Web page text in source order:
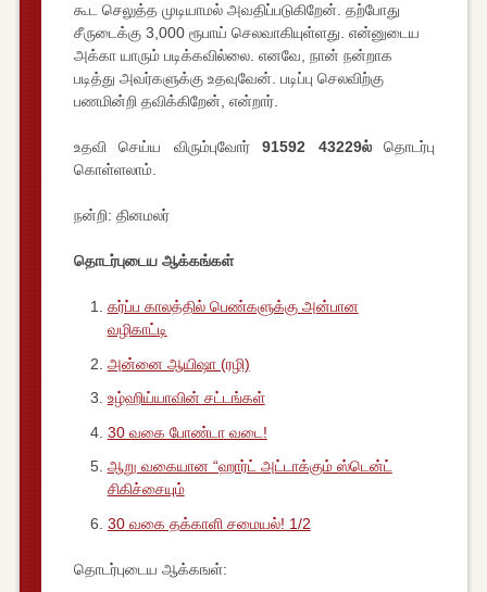
கூட செலுத்த முடியாமல் அவதிப்படுகிறேன். தற்போது
சீருடைக்கு 3,000 ரூபாய் செலவாகியுள்ளது. என்னுடைய
அக்கா யாரும் படிக்கவில்லை. எனவே, நான் நன்றாக
படித்து அவர்களுக்கு உதவுவேன். படிப்பு செலவிற்கு
பணமின்றி தவிக்கிறேன், என்றார்.
உதவி செய்ய விரும்புவோர்91592 43229ல்தொடர்பு
கொள்ளலாம்.
நன்றி: தினமலர்
தொடர்புடைய ஆக்கங்கள்
கர்ப்ப காலத்தில் பெண்களுக்கு அன்பான
வழிகாட்டி
அன்னை ஆயிஷா (ரழி)
உழ்ஹிய்யாவின் சட்டங்கள்
30 வகை போண்டா வடை!
ஆறு வகையான “ஹார்ட் அட்டாக்கும் ஸ்டென்ட்
சிகிச்சையும்
30 வகை தக்காளி சமையல்! 1/2
தொடர்புடைய ஆக்கஙள்: